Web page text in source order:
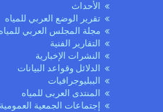
الأحداث
تقرير الوضع العربي للمياه
مجلة المجلس العربي للمياه
التقارير الفنية
النشرات الإخبارية
الدلائل وقواعد البيانات
الببليوجرافيات
المنتدى العربى للمياه
إجتماعات الجمعية العمومية